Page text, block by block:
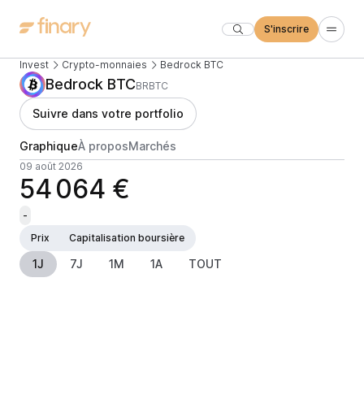
S'inscrire
Invest Crypto-monnaies Bedrock BTC
Bedrock BTCBRBTC
Suivre dans votre portfolio
GraphiqueÀ proposMarchés
09 août 2026
54 064 €
-
Prix
Capitalisation boursière
1J 7J 1M 1A TOUT